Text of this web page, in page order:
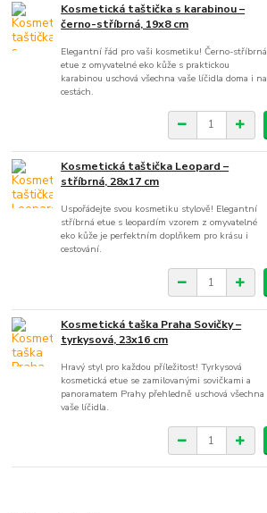
Kosmetická taštička s karabinou –
černo-stříbrná, 19x8 cm
Elegantní řád pro vaši kosmetiku! Černo-stříbrná
etue z omyvatelné eko kůže s praktickou
karabinou uschová všechna vaše líčidla doma i na
cestách.
Kosmetická taštička Leopard –
stříbrná, 28x17 cm
Uspořádejte svou kosmetiku stylově! Elegantní
stříbrná etue s leopardím vzorem z omyvatelné
eko kůže je perfektním doplňkem pro krásu i
cestování.
Kosmetická taška Praha Sovičky –
tyrkysová, 23x16 cm
Hravý styl pro každou příležitost! Tyrkysová
kosmetická etue se zamilovanými sovičkami a
panoramatem Prahy přehledně uschová všechna
vaše líčidla.